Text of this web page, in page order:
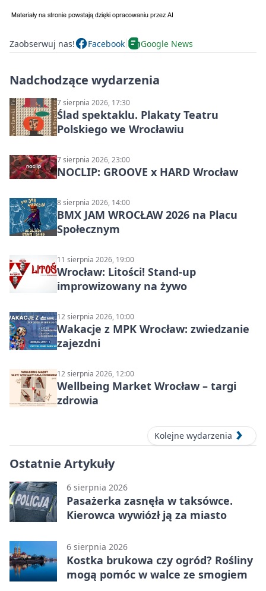
Zaobserwuj nas! Facebook Google News
Nadchodzące wydarzenia
7 sierpnia 2026, 17:30
Ślad spektaklu. Plakaty Teatru
Polskiego we Wrocławiu
7 sierpnia 2026, 23:00
NOCLIP: GROOVE x HARD Wrocław
8 sierpnia 2026, 14:00
BMX JAM WROCŁAW 2026 na Placu
Społecznym
11 sierpnia 2026, 19:00
Wrocław: Litości! Stand-up
improwizowany na żywo
12 sierpnia 2026, 10:00
Wakacje z MPK Wrocław: zwiedzanie
zajezdni
12 sierpnia 2026, 12:00
Wellbeing Market Wrocław – targi
zdrowia
Kolejne wydarzenia
Ostatnie Artykuły
6 sierpnia 2026
Pasażerka zasnęła w taksówce.
Kierowca wywiózł ją za miasto
6 sierpnia 2026
Kostka brukowa czy ogród? Rośliny
mogą pomóc w walce ze smogiem